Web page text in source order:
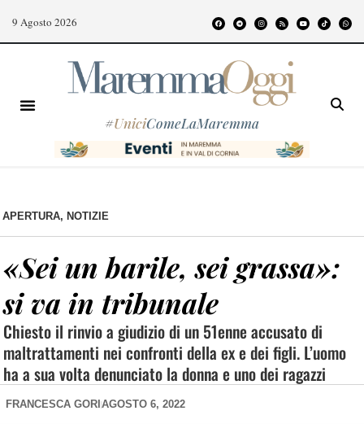
9 Agosto 2026
#UniciComeLaMaremma
APERTURA, NOTIZIE
«Sei un barile, sei grassa»:
si va in tribunale
Chiesto il rinvio a giudizio di un 51enne accusato di
maltrattamenti nei confronti della ex e dei figli. L’uomo
ha a sua volta denunciato la donna e uno dei ragazzi
FRANCESCA GORI AGOSTO 6, 2022